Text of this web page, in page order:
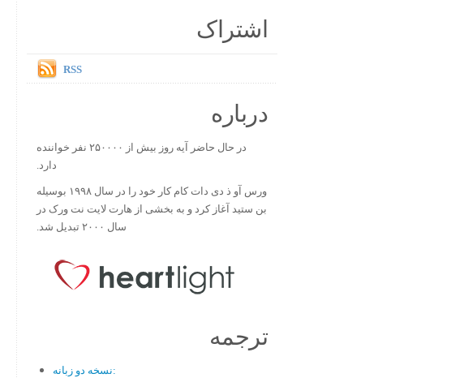
اشتراک
RSS
درباره
در حال حاضر آیه روز بیش از ۲۵۰۰۰۰ نفر خواننده
دارد.
ورس آو ذ دی دات کام کار خود را در سال ۱۹۹۸ بوسیله
بن ستید آغاز کرد و به بخشی از هارت لایت نت ورک در
سال ۲۰۰۰ تبدیل شد.
ترجمه
نسخه دو زبانه: